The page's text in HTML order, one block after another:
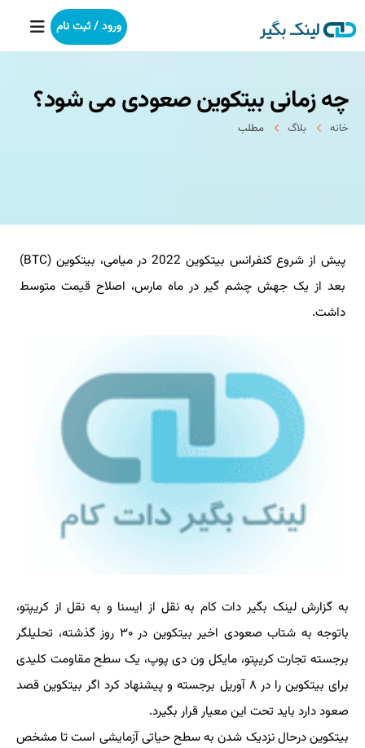
خانه
بکلینک
خدمات ما
درباره ما
آموزش
ورود / ثبت نام
چه زمانی بیتکوین صعودی می شود؟
خانه بلاگ مطلب
پیش از شروع کنفرانس بیتکوین 2022 در میامی، بیتکوین (BTC)
بعد از یک جهش چشم گیر در ماه مارس، اصلاح قیمت متوسط
داشت.
به گزارش لینک بگیر دات کام به نقل از ایسنا و به نقل از کریپتو،
باتوجه به شتاب صعودی اخیر بیتکوین در ۳۰ روز گذشته، تحلیلگر
برجسته تجارت کریپتو، مایکل ون دی پوپ، یک سطح مقاومت کلیدی
برای بیتکوین را در ۸ آوریل برجسته و پیشنهاد کرد اگر بیتکوین قصد
صعود دارد باید تحت این معیار قرار بگیرد.
بیتکوین درحال نزدیک شدن به سطح حیاتی آزمایشی است تا مشخص